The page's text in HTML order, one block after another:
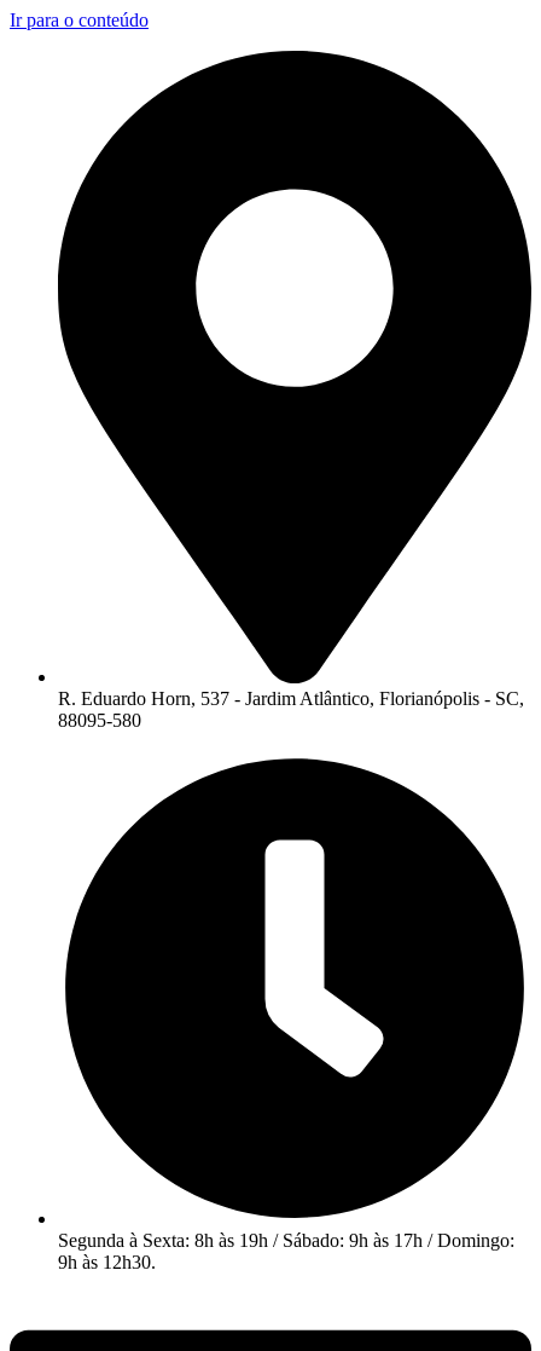
Ir para o conteúdo
R. Eduardo Horn, 537 - Jardim Atlântico, Florianópolis - SC,
88095-580
Segunda à Sexta: 8h às 19h / Sábado: 9h às 17h / Domingo:
9h às 12h30.